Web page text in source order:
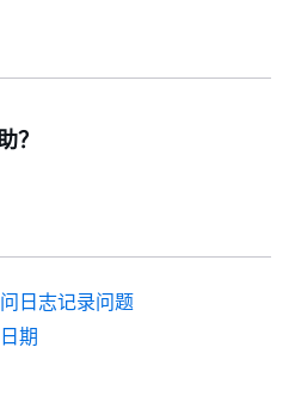
？
日志记录问题
期